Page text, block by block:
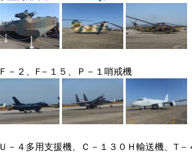
Ｆ－２、F－１５、Ｐ－１哨戒機
Ｕ－４多用支援機、Ｃ－１３０Ｈ輸送機、T－